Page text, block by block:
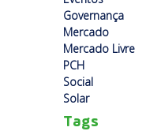
Governança
Mercado
Mercado Livre
PCH
Social
Solar
Tags